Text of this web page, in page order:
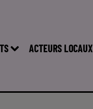
ACTEURS LOCAUX